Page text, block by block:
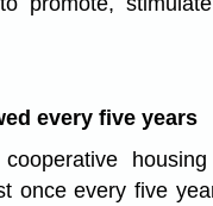
every five years
once every five